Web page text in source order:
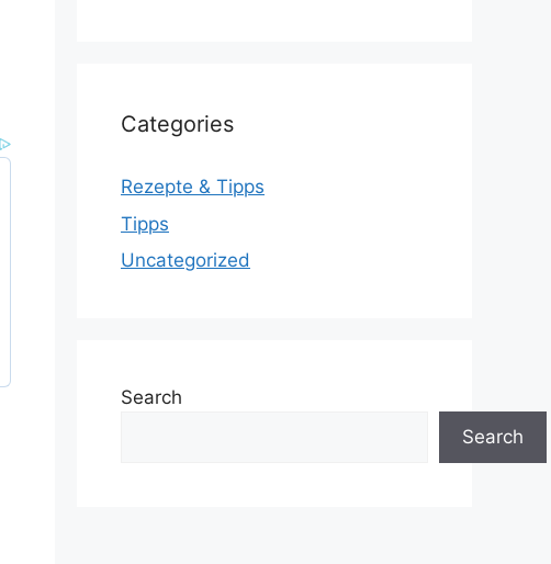
Categories
Rezepte & Tipps
Tipps
Uncategorized
Search
Search